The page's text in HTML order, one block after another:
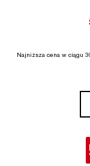
Najniższa cena w ciągu